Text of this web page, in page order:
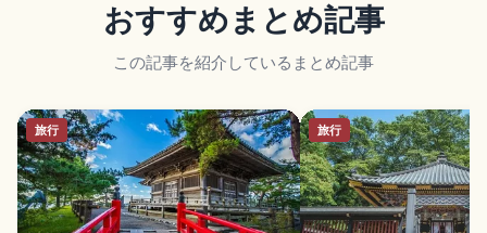
おすすめまとめ記事
この記事を紹介しているまとめ記事
旅行 旅行